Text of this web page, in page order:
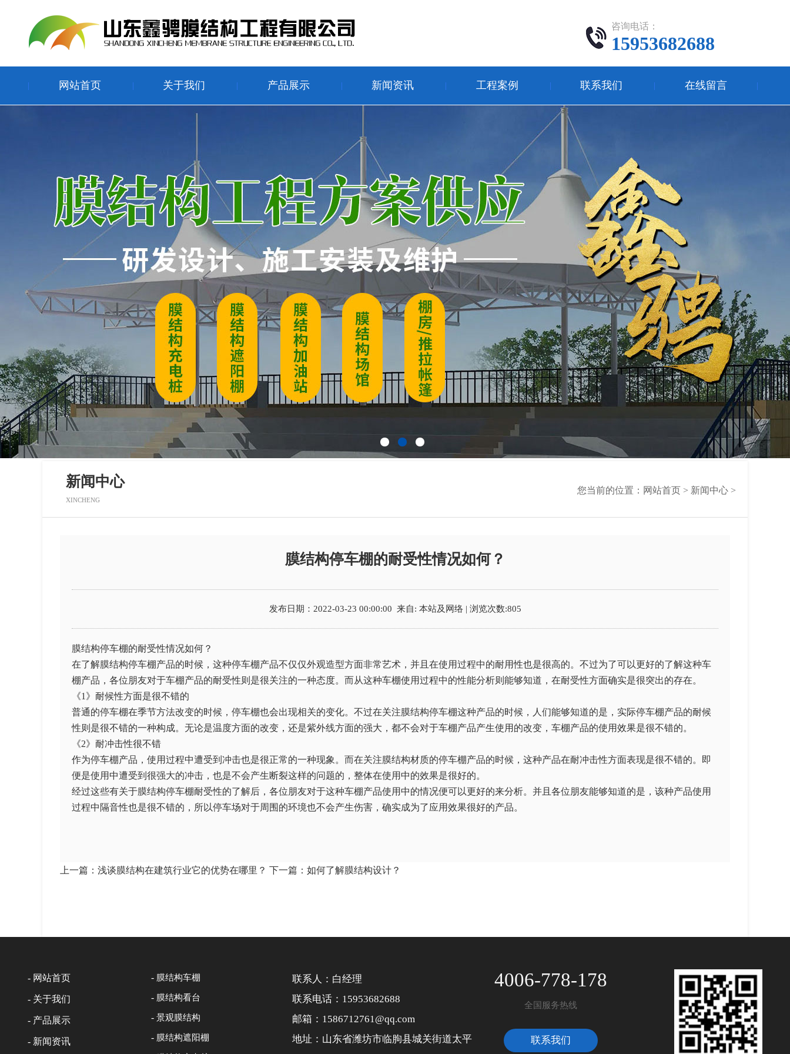
咨询电话：
15953682688
网站首页 关于我们 产品展示 新闻资讯 工程案例 联系我们 在线留言
新闻中心
XINCHENG
您当前的位置： 网站首页 > 新闻中心 >
膜结构停车棚的耐受性情况如何？
发布日期： 2022-03-23 00:00:00 来自: 本站及网络 | 浏览次数:805
膜结构停车棚的耐受性情况如何？
在了解膜结构停车棚产品的时候，这种停车棚产品不仅仅外观造型方面非常艺术，并且在使用过程中的耐用性也是很高的。不过为了可以更好的了解这种车
棚产品，各位朋友对于车棚产品的耐受性则是很关注的一种态度。而从这种车棚使用过程中的性能分析则能够知道，在耐受性方面确实是很突出的存在。
《1》耐候性方面是很不错的
普通的停车棚在季节方法改变的时候，停车棚也会出现相关的变化。不过在关注膜结构停车棚这种产品的时候，人们能够知道的是，实际停车棚产品的耐候
性则是很不错的一种构成。无论是温度方面的改变，还是紫外线方面的强大，都不会对于车棚产品产生使用的改变，车棚产品的使用效果是很不错的。
《2》耐冲击性很不错
作为停车棚产品，使用过程中遭受到冲击也是很正常的一种现象。而在关注膜结构材质的停车棚产品的时候，这种产品在耐冲击性方面表现是很不错的。即
便是使用中遭受到很强大的冲击，也是不会产生断裂这样的问题的，整体在使用中的效果是很好的。
经过这些有关于膜结构停车棚耐受性的了解后，各位朋友对于这种车棚产品使用中的情况便可以更好的来分析。并且各位朋友能够知道的是，该种产品使用
过程中隔音性也是很不错的，所以停车场对于周围的环境也不会产生伤害，确实成为了应用效果很好的产品。
上一篇： 浅谈膜结构在建筑行业它的优势在哪里？ 下一篇： 如何了解膜结构设计？
- 网站首页
- 关于我们
- 产品展示
- 新闻资讯
- 膜结构车棚
- 膜结构看台
- 景观膜结构
- 膜结构遮阳棚
联系人：白经理
联系电话：15953682688
邮箱：1586712761@qq.com
地址：山东省潍坊市临朐县城关街道太平
4006-778-178
全国服务热线
联系我们